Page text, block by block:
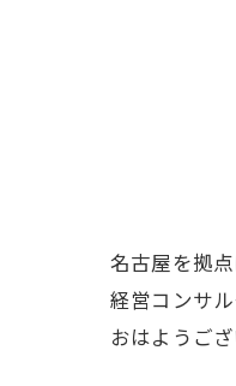
名古屋を拠
経営コンサル
おはようござ